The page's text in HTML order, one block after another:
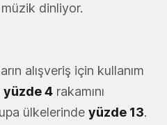
dinliyor.
alışveriş için kullanım
yüzde 4 rakamını
ülkelerinde yüzde 13.